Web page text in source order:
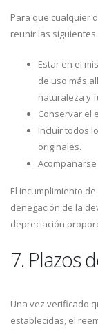
Para que cualquier
reunir las siguientes
Estar en el
de uso más
naturaleza y
Conservar el
Incluir todos
originales.
El incumplimiento
denegación de la
depreciación
7. Plazos
Una vez verificado
establecidas, el